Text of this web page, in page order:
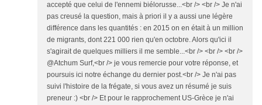
accepté que celui de l'ennemi biélorusse...<br /> <br /> Je n'ai
pas creusé la question, mais à priori il y a aussi une légère
différence dans les quantités : en 2015 on en était à un million
de migrants, dont 221 000 rien qu'en octobre. Alors qu'ici il
s'agirait de quelques milliers il me semble...<br /> <br /> <br />
@Atchum Surf,<br /> je vous remercie pour votre réponse, et
poursuis ici notre échange du dernier post.<br /> Je n'ai pas
suivi l'histoire de la frégate, si vous avez un résumé je suis
preneur :) <br /> Et pour le rapprochement US-Grèce je n'ai